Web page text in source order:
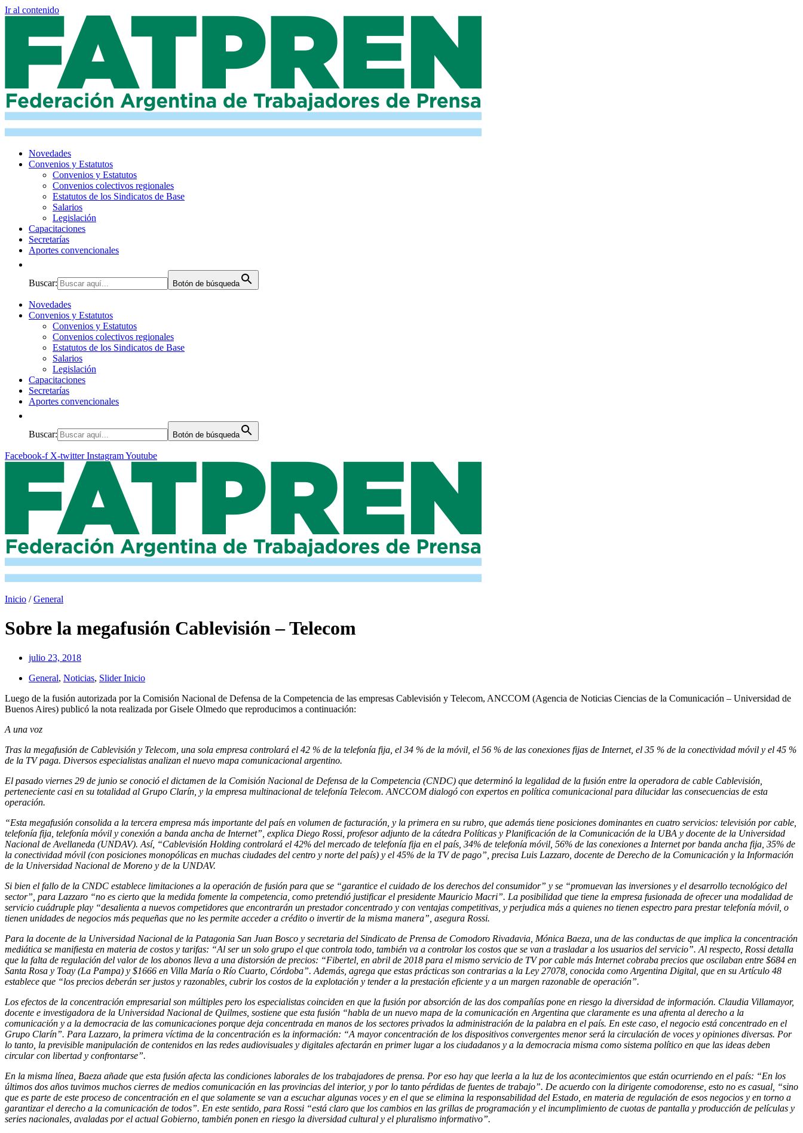
Ir al contenido
Novedades
Convenios y Estatutos
Convenios y Estatutos
Convenios colectivos regionales
Estatutos de los Sindicatos de Base
Salarios
Legislación
Capacitaciones
Secretarías
Aportes convencionales
Buscar: Botón de búsqueda
Novedades
Convenios y Estatutos
Convenios y Estatutos
Convenios colectivos regionales
Estatutos de los Sindicatos de Base
Salarios
Legislación
Capacitaciones
Secretarías
Aportes convencionales
Buscar: Botón de búsqueda
Facebook-f X-twitter InstagramYoutube
Inicio /General
Sobre la megafusión Cablevisión – Telecom
julio 23, 2018
General, Noticias, Slider Inicio
Luego de la fusión autorizada por la Comisión Nacional de Defensa de la Competencia de las empresas Cablevisión y Telecom, ANCCOM (Agencia de Noticias Ciencias de la Comunicación – Universidad de
Buenos Aires) publicó la nota realizada por Gisele Olmedo que reproducimos a continuación:
A una voz
Tras la megafusión de Cablevisión y Telecom, una sola empresa controlará el 42 % de la telefonía fija, el 34 % de la móvil, el 56 % de las conexiones fijas de Internet, el 35 % de la conectividad móvil y el 45 %
de la TV paga. Diversos especialistas analizan el nuevo mapa comunicacional argentino.
El pasado viernes 29 de junio se conoció el dictamen de la Comisión Nacional de Defensa de la Competencia (CNDC) que determinó la legalidad de la fusión entre la operadora de cable Cablevisión,
perteneciente casi en su totalidad al Grupo Clarín, y la empresa multinacional de telefonía Telecom. ANCCOM dialogó con expertos en política comunicacional para dilucidar las consecuencias de esta
operación.
“Esta megafusión consolida a la tercera empresa más importante del país en volumen de facturación, y la primera en su rubro, que además tiene posiciones dominantes en cuatro servicios: televisión por cable,
telefonía fija, telefonía móvil y conexión a banda ancha de Internet”, explica Diego Rossi, profesor adjunto de la cátedra Políticas y Planificación de la Comunicación de la UBA y docente de la Universidad
Nacional de Avellaneda (UNDAV). Así, “Cablevisión Holding controlará el 42% del mercado de telefonía fija en el país, 34% de telefonía móvil, 56% de las conexiones a Internet por banda ancha fija, 35% de
la conectividad móvil (con posiciones monopólicas en muchas ciudades del centro y norte del país) y el 45% de la TV de pago”, precisa Luis Lazzaro, docente de Derecho de la Comunicación y la Información
de la Universidad Nacional de Moreno y de la UNDAV.
Si bien el fallo de la CNDC establece limitaciones a la operación de fusión para que se “garantice el cuidado de los derechos del consumidor” y se “promuevan las inversiones y el desarrollo tecnológico del
sector”, para Lazzaro “no es cierto que la medida fomente la competencia, como pretendió justificar el presidente Mauricio Macri”. La posibilidad que tiene la empresa fusionada de ofrecer una modalidad de
servicio cuádruple play “desalienta a nuevos competidores que encontrarán un prestador concentrado y con ventajas competitivas, y perjudica más a quienes no tienen espectro para prestar telefonía móvil, o
tienen unidades de negocios más pequeñas que no les permite acceder a crédito o invertir de la misma manera”, asegura Rossi.
Para la docente de la Universidad Nacional de la Patagonia San Juan Bosco y secretaria del Sindicato de Prensa de Comodoro Rivadavia, Mónica Baeza, una de las conductas de que implica la concentración
mediática se manifiesta en materia de costos y tarifas: “Al ser un solo grupo el que controla todo, también va a controlar los costos que se van a trasladar a los usuarios del servicio”. Al respecto, Rossi detalla
que la falta de regulación del valor de los abonos lleva a una distorsión de precios: “Fibertel, en abril de 2018 para el mismo servicio de TV por cable más Internet cobraba precios que oscilaban entre $684 en
Santa Rosa y Toay (La Pampa) y $1666 en Villa María o Río Cuarto, Córdoba”. Además, agrega que estas prácticas son contrarias a la Ley 27078, conocida como Argentina Digital, que en su Artículo 48
establece que “los precios deberán ser justos y razonables, cubrir los costos de la explotación y tender a la prestación eficiente y a un margen razonable de operación”.
Los efectos de la concentración empresarial son múltiples pero los especialistas coinciden en que la fusión por absorción de las dos compañías pone en riesgo la diversidad de información. Claudia Villamayor,
docente e investigadora de la Universidad Nacional de Quilmes, sostiene que esta fusión “habla de un nuevo mapa de la comunicación en Argentina que claramente es una afrenta al derecho a la
comunicación y a la democracia de las comunicaciones porque deja concentrada en manos de los sectores privados la administración de la palabra en el país. En este caso, el negocio está concentrado en el
Grupo Clarín”. Para Lazzaro, la primera víctima de la concentración es la información: “A mayor concentración de los dispositivos convergentes menor será la circulación de voces y opiniones diversas. Por
lo tanto, la previsible manipulación de contenidos en las redes audiovisuales y digitales afectarán en primer lugar a los ciudadanos y a la democracia misma como sistema político en que las ideas deben
circular con libertad y confrontarse”.
En la misma línea, Baeza añade que esta fusión afecta las condiciones laborales de los trabajadores de prensa. Por eso hay que leerla a la luz de los acontecimientos que están ocurriendo en el país: “En los
últimos dos años tuvimos muchos cierres de medios comunicación en las provincias del interior, y por lo tanto pérdidas de fuentes de trabajo”. De acuerdo con la dirigente comodorense, esto no es casual, “sino
que es parte de este proceso de concentración en el que solamente se van a escuchar algunas voces y en el que se elimina la responsabilidad del Estado, en materia de regulación de esos negocios y en torno a
garantizar el derecho a la comunicación de todos”. En este sentido, para Rossi “está claro que los cambios en las grillas de programación y el incumplimiento de cuotas de pantalla y producción de películas y
series nacionales, avaladas por el actual Gobierno, también ponen en riesgo la diversidad cultural y el pluralismo informativo”.